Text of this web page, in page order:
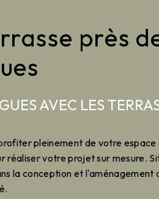
près
AVEC LES
pleinement de votre
réaliser votre projet sur mesure.
la conception et l'aménagement